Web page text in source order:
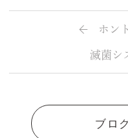
ホン
滅菌シ
ブロ